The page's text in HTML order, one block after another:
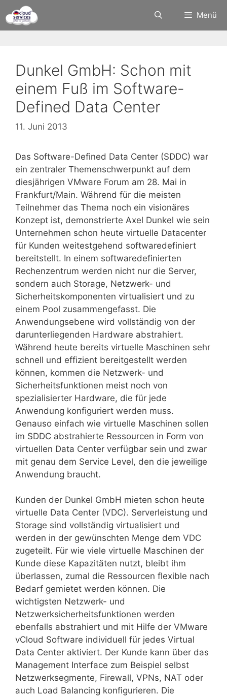
Inhalt
springen
Menü
Dunkel GmbH: Schon mit
einem Fuß im Software-
Defined Data Center
11. Juni 2013
Das Software-Defined Data Center (SDDC) war
ein zentraler Themenschwerpunkt auf dem
diesjährigen VMware Forum am 28. Mai in
Frankfurt/Main. Während für die meisten
Teilnehmer das Thema noch ein visionäres
Konzept ist, demonstrierte Axel Dunkel wie sein
Unternehmen schon heute virtuelle Datacenter
für Kunden weitestgehend softwaredefiniert
bereitstellt. In einem softwaredefinierten
Rechenzentrum werden nicht nur die Server,
sondern auch Storage, Netzwerk- und
Sicherheitskomponenten virtualisiert und zu
einem Pool zusammengefasst. Die
Anwendungsebene wird vollständig von der
darunterliegenden Hardware abstrahiert.
Während heute bereits virtuelle Maschinen sehr
schnell und effizient bereitgestellt werden
können, kommen die Netzwerk- und
Sicherheitsfunktionen meist noch von
spezialisierter Hardware, die für jede
Anwendung konfiguriert werden muss.
Genauso einfach wie virtuelle Maschinen sollen
im SDDC abstrahierte Ressourcen in Form von
virtuellen Data Center verfügbar sein und zwar
mit genau dem Service Level, den die jeweilige
Anwendung braucht.
Kunden der Dunkel GmbH mieten schon heute
virtuelle Data Center (VDC). Serverleistung und
Storage sind vollständig virtualisiert und
werden in der gewünschten Menge dem VDC
zugeteilt. Für wie viele virtuelle Maschinen der
Kunde diese Kapazitäten nutzt, bleibt ihm
überlassen, zumal die Ressourcen flexible nach
Bedarf gemietet werden können. Die
wichtigsten Netzwerk- und
Netzwerksicherheitsfunktionen werden
ebenfalls abstrahiert und mit Hilfe der VMware
vCloud Software individuell für jedes Virtual
Data Center aktiviert. Der Kunde kann über das
Management Interface zum Beispiel selbst
Netzwerksegmente, Firewall, VPNs, NAT oder
auch Load Balancing konfigurieren. Die